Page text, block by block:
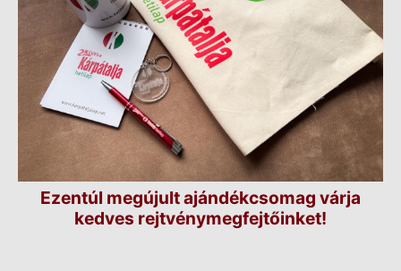
Ezentúl megújult ajándékcsomag várja
kedves rejtvénymegfejtőinket!